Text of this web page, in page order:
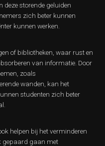
deze storende geluiden
zich beter kunnen
kunnen werken.
of bibliotheken, waar rust en
van informatie. Door
zoals
wanden, kan het
studenten zich beter
helpen bij het verminderen
gepaard gaan met